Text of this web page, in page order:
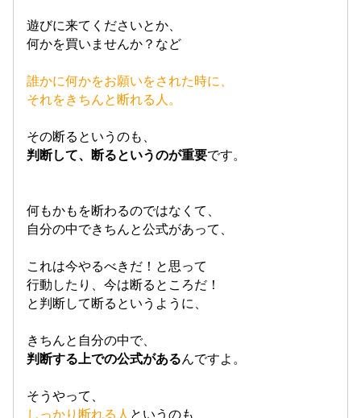
遊びに来てくださいとか、
何かを買いませんか？など
誰かに何かをお願いをされた時に、
それをきちんと断れる人。
その断るというのも、
判断して、断るというのが重要です。
何もかもを断わるのではなくて、
自分の中できちんと公式があって、
これは今やるべきだ！ と思って
行動したり、今は断るところだ！
と判断して断るというように、
きちんと自分の中で、
判断する上での公式があるんですよ。
そうやって、
しっかり断れる人 というのも